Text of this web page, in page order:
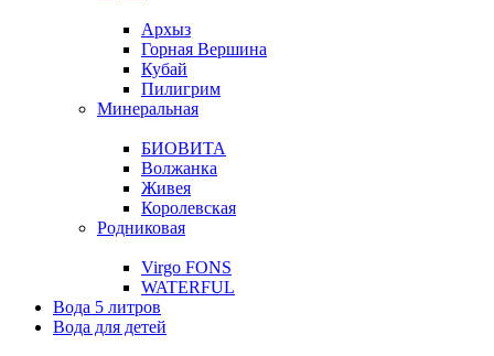
Архыз
Горная Вершина
Кубай
Пилигрим
Минеральная
БИОВИТА
Волжанка
Живея
Королевская
Родниковая
Virgo FONS
WATERFUL
Вода 5 литров
Вода для детей